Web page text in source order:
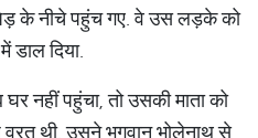
के नीचे पहुंच गए. वे उस लड़के को
दिया.
नहीं पहुंचा, तो उसकी माता को
व्रत थी. उसने भगवान भोलेनाथ से